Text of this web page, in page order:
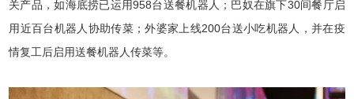
关产品，如海底捞已运用958台送餐机器人；巴奴在旗下30间餐厅启
用近百台机器人协助传菜；外婆家上线200台送小吃机器人，并在疫
情复工后启用送餐机器人传菜等。